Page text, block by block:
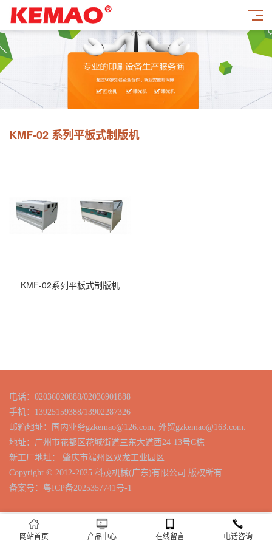
KMF-02 系列平板式制版机
KMF-02系列平板式制版机
电话：02036020888/02036901888
手机：13925159388/13902287326
邮箱地址：国内业务gzkemao@126.com, 外贸gzkemao@163.com.
地址：广州市花都区花城街道三东大道西24-13号C栋
新工厂地址： 肇庆市端州区双龙工业园区
Copyright © 2012-2025 科茂机械(广东)有限公司 版权所有
备案号： 粤ICP备2025357741号-1
网站首页 产品中心 在线留言 电话咨询